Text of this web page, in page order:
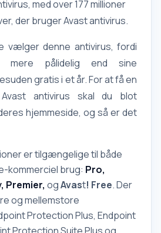
med over 177 millioner
der bruger Avast antivirus.
vælger denne antivirus, fordi
pålidelig end sine
gratis i et år. For at få en
antivirus skal du blot
hjemmeside, og så er det
er tilgængelige til både
kommerciel brug: Pro,
Premier, ogAvast! Free. Der
og mellemstore
Protection Plus, Endpoint